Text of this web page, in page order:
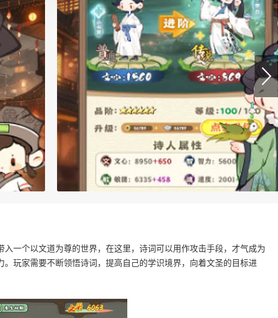
一个以文道为尊的世界，在这里，诗词可以用作攻击手段，才气成为
玩家需要不断领悟诗词，提高自己的学识境界，向着文圣的目标进